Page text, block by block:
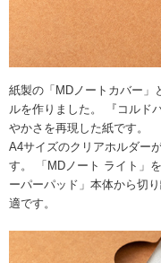
紙製の「MDノートカバー」
ルを作りました。 『コルド
やかさを再現した紙です。
A4サイズのクリアホルダー
す。 「MDノート ライト」
ーパーパッド」本体から切
適です。